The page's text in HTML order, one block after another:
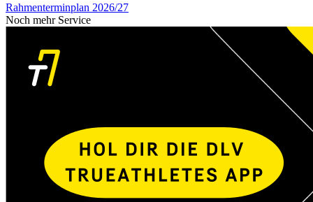
Rahmenterminplan 2026/27
Noch mehr Service